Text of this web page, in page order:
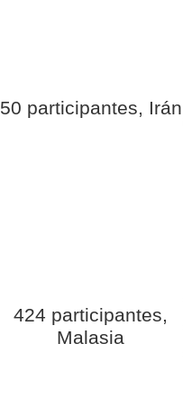
50 participantes, Irán
424 participantes,
Malasia